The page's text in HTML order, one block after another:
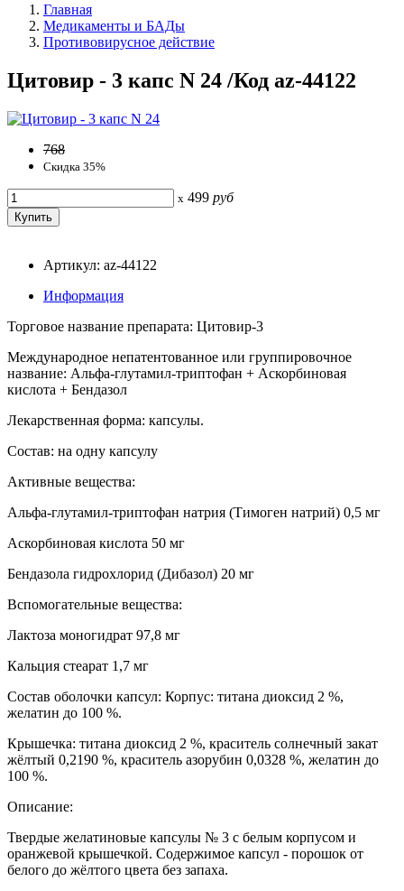
Главная
Медикаменты и БАДы
Противовирусное действие
Цитовир - 3 капс N 24 /Код az-44122
768
Скидка 35%
x 499 руб
Артикул: az-44122
Информация
Торговое название препарата: Цитовир-3
Международное непатентованное или группировочное
название: Альфа-глутамил-триптофан + Аскорбиновая
кислота + Бендазол
Лекарственная форма: капсулы.
Состав: на одну капсулу
Активные вещества:
Альфа-глутамил-триптофан натрия (Тимоген натрий) 0,5 мг
Аскорбиновая кислота 50 мг
Бендазола гидрохлорид (Дибазол) 20 мг
Вспомогательные вещества:
Лактоза моногидрат 97,8 мг
Кальция стеарат 1,7 мг
Состав оболочки капсул: Корпус: титана диоксид 2 %,
желатин до 100 %.
Крышечка: титана диоксид 2 %, краситель солнечный закат
жёлтый 0,2190 %, краситель азорубин 0,0328 %, желатин до
100 %.
Описание:
Твердые желатиновые капсулы № 3 с белым корпусом и
оранжевой крышечкой. Содержимое капсул - порошок от
белого до жёлтого цвета без запаха.